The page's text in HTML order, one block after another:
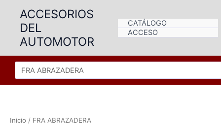
contenido
ACCESORIOS
DEL
AUTOMOTOR
CATÁLOGO
ACCESO
Inicio / FRA ABRAZADERA